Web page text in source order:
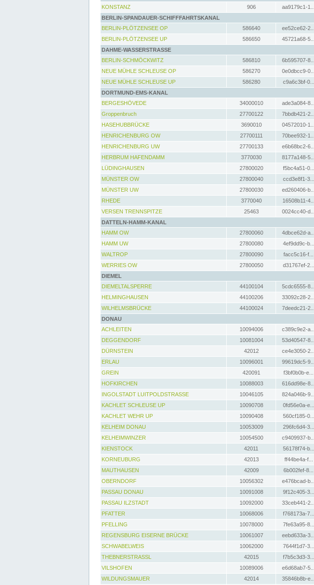
KONSTANZ
906 aa9179c1-1...
BERLIN-SPANDAUER-SCHIFFFAHRTSKANAL
BERLIN-PLÖTZENSEE OP
586640 ee52ce62-2...
BERLIN-PLÖTZENSEE UP
586650 45721a68-5...
DAHME-WASSERSTRASSE
BERLIN-SCHMÖCKWITZ
586810 6b595707-8...
NEUE MÜHLE SCHLEUSE OP
586270 0e0dbcc9-0...
NEUE MÜHLE SCHLEUSE UP
586280 c9a6c3bf-0...
DORTMUND-EMS-KANAL
BERGESHÖVEDE
34000010 ade3a084-8...
Groppenbruch
27700122 7bbdb421-2...
HASEHUBBRÜCKE
3690010 04572010-1...
HENRICHENBURG OW
27700111 70bee932-1...
HENRICHENBURG UW
27700133 e6b68bc2-6...
HERBRUM HAFENDAMM
3770030 8177a148-5...
LÜDINGHAUSEN
27800020 f5bc4a51-0...
MÜNSTER OW
27800040 ccd3e8f1-3...
MÜNSTER UW
27800030 ed260406-b...
RHEDE
3770040 16508b11-4...
VERSEN TRENNSPITZE
25463 0024cc40-d...
DATTELN-HAMM-KANAL
HAMM OW
27800060 4dbce62d-a...
HAMM UW
27800080 4ef9dd9c-b...
WALTROP
27800090 facc5c16-f...
WERRIES OW
27800050 d31767ef-2...
DIEMEL
DIEMELTALSPERRE
44100104 5cdc6555-8...
HELMINGHAUSEN
44100206 33092c28-2...
WILHELMSBRÜCKE
44100024 7deedc21-2...
DONAU
ACHLEITEN
10094006 c389c9e2-a...
DEGGENDORF
10081004 53d40547-8...
DÜRNSTEIN
42012 ce4e3050-2...
ERLAU
10096001 99619dc5-9...
GREIN
420091 f3bf0b0b-e...
HOFKIRCHEN
10088003 616dd98e-8...
INGOLSTADT LUITPOLDSTRASSE
10046105 824a046b-9...
KACHLET SCHLEUSE UP
10090708 0fd56e0a-e...
KACHLET WEHR UP
10090408 560cf185-0...
KELHEIM DONAU
10053009 296fc6d4-3...
KELHEIMWINZER
10054500 c9409937-b...
KIENSTOCK
42011 56178f74-b...
KORNEUBURG
42013 ff44be4a-f...
MAUTHAUSEN
42009 6b002fef-8...
OBERNDORF
10056302 e476bcad-b...
PASSAU DONAU
10091008 9f12c405-3...
PASSAU ILZSTADT
10092000 33ceb441-2...
PFATTER
10068006 f768173a-7...
PFELLING
10078000 7fe63a95-8...
REGENSBURG EISERNE BRÜCKE
10061007 eebd633a-3...
SCHWABELWEIS
10062000 7644f1d7-3...
THEBNERSTRASSL
42015 f7b5c3d3-3...
VILSHOFEN
10089006 e6d68ab7-5...
WILDUNGSMAUER
42014 35846b8b-e...